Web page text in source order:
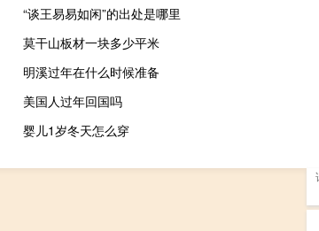
“谈王易易如闲”的出处是哪里
莫干山板材一块多少平米
明溪过年在什么时候准备
美国人过年回国吗
婴儿1岁冬天怎么穿